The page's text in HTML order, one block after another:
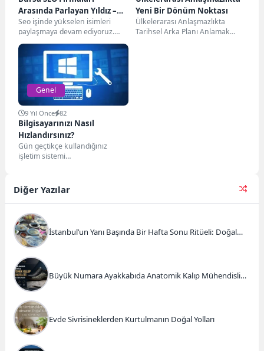
Arasında Parlayan Yıldız –
Aydın Kaydı
Seo işinde yükselen isimleri
paylaşmaya devam ediyoruz.
Sırada Bursa’dan başarılı bir isim
var. Aydın Kaydı...
Yeni Bir Dönüm Noktası
Ülkelerarası Anlaşmazlıkta
Tarihsel Arka Planı Anlamak
Genel
9 Yıl Önce 82
Bilgisayarınızı Nasıl
Hızlandırsınız?
Gün geçtikçe kullandığınız
işletim sistemi
bilgisayarınız çok ağır bir
şekilde...
Diğer Yazılar
İstanbul’un Yanı Başında Bir Hafta Sonu Ritüeli: Doğal
Büyük Numara Ayakkabıda Anatomik Kalıp Mühendisliği
Evde Sivrisineklerden Kurtulmanın Doğal Yolları